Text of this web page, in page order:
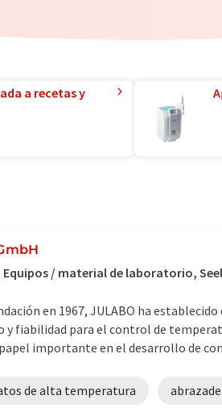
a recetas y
Equipos / material de laboratorio,
en 1967, JULABO ha
y fiabilidad para el control de
importante en el desarrollo de
de alta temperatura